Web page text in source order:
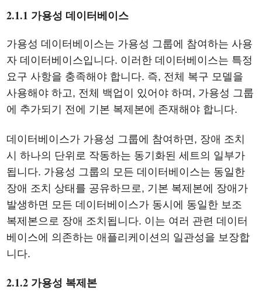
2.1.1 가용성 데이터베이스
가용성 데이터베이스는 가용성 그룹에 참여하는 사용
자 데이터베이스입니다. 이러한 데이터베이스는 특정
요구 사항을 충족해야 합니다. 즉, 전체 복구 모델을
사용해야 하고, 전체 백업이 있어야 하며, 가용성 그룹
에 추가되기 전에 기본 복제본에 존재해야 합니다.
데이터베이스가 가용성 그룹에 참여하면, 장애 조치
시 하나의 단위로 작동하는 동기화된 세트의 일부가
됩니다. 가용성 그룹의 모든 데이터베이스는 동일한
장애 조치 상태를 공유하므로, 기본 복제본에 장애가
발생하면 모든 데이터베이스가 동시에 동일한 보조
복제본으로 장애 조치됩니다. 이는 여러 관련 데이터
베이스에 의존하는 애플리케이션의 일관성을 보장합
니다.
2.1.2 가용성 복제본